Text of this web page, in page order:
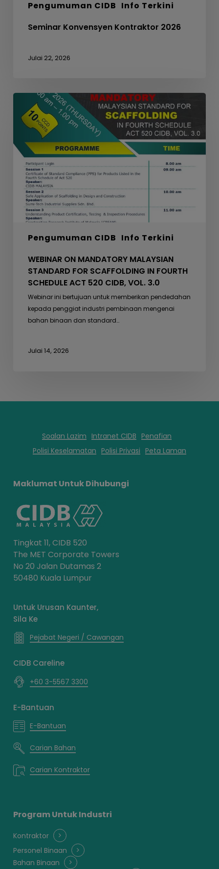
Pengumuman CIDB Info Terkini
Seminar Konvensyen Kontraktor 2026
Julai 22, 2026
Pengumuman CIDB Info Terkini
WEBINAR
MANDATORY
MALAYSIAN
STANDARD
FOR
SCAFFOLDING
FOURTH
SCHEDULE
ACT
CIDB,
WEBINAR ON MANDATORY MALAYSIAN
STANDARD FOR SCAFFOLDING IN FOURTH
SCHEDULE ACT 520 CIDB, VOL. 3.0
Webinar ini bertujuan untuk memberikan pendedahan
kepada penggiat industri pembinaan mengenai
bahan binaan dan standard…
Julai 14, 2026
Soalan Lazim Intranet CIDB Penafian
Polisi Keselamatan Polisi Privasi Peta Laman
Maklumat Untuk Dihubungi
Tingkat 11, CIDB 520
The MET Corporate Towers
No 20 Jalan Dutamas 2
50480 Kuala Lumpur
Untuk Urusan Kaunter,
Sila Ke
Pejabat Negeri / Cawangan
CIDB Careline
+60 3-5567 3300
E-Bantuan
E-Bantuan
Carian Bahan
Carian Kontraktor
Program Untuk Industri
Kontraktor
Personel Binaan
Bahan Binaan